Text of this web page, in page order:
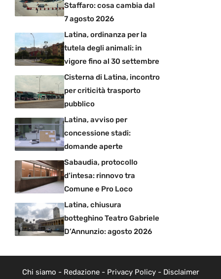
Staffaro: cosa cambia dal
7 agosto 2026
Latina, ordinanza per la
tutela degli animali: in
vigore fino al 30 settembre
Cisterna di Latina, incontro
per criticità trasporto
pubblico
Latina, avviso per
concessione stadi:
domande aperte
Sabaudia, protocollo
d’intesa: rinnovo tra
Comune e Pro Loco
Latina, chiusura
botteghino Teatro Gabriele
D’Annunzio: agosto 2026
Chi siamo - Redazione- Privacy Policy- Disclaimer